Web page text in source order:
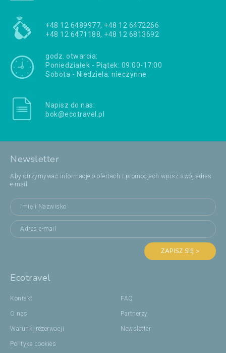
+48 12 6489977, +48 12 6472266
+48 12 6471188, +48 12 6813692
godz. otwarcia:
Poniedziałek - Piątek: 09:00-17:00
Sobota - Niedziela: nieczynne
Napisz do nas:
bok@ecotravel.pl
Newsletter
Aby otrzymywać informacje o ofertach i promocjach wpisz swój adres
e-mail:
ZAPISZ SIĘ >
Ecotravel
Kontakt
O nas
Warunki rezerwacji
Polityka cookies
FAQ
Partnerzy
Newsletter